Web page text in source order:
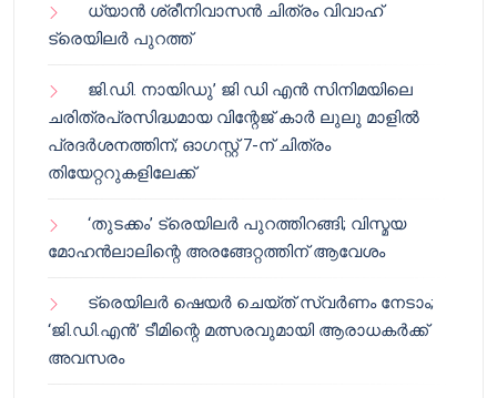
ധ്യാൻ ശ്രീനിവാസൻ ചിത്രം വിവാഹ്
ട്രെയിലർ പുറത്ത്
ജി.ഡി. നായിഡു’ ജി ഡി എൻ സിനിമയിലെ
ചരിത്രപ്രസിദ്ധമായ വിന്റേജ് കാർ ലുലു മാളിൽ
പ്രദർശനത്തിന്; ഓഗസ്റ്റ് 7-ന് ചിത്രം
തിയേറ്ററുകളിലേക്ക്
‘തുടക്കം’ ട്രെയിലർ പുറത്തിറങ്ങി; വിസ്മയ
മോഹൻലാലിന്റെ അരങ്ങേറ്റത്തിന് ആവേശം
ട്രെയിലർ ഷെയർ ചെയ്‌ത് സ്വർണം നേടാം;
‘ജി.ഡി.എൻ’ ടീമിന്റെ മത്സരവുമായി ആരാധകർക്ക്
അവസരം